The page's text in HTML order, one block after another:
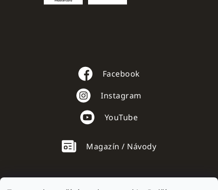
Facebook
Instagram
YouTube
Magazín / Návody